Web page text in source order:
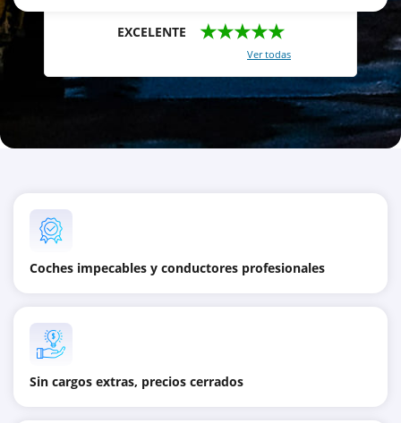
EXCELENTE ★★★★★
Ver todas
Coches impecables y conductores profesionales
Sin cargos extras, precios cerrados